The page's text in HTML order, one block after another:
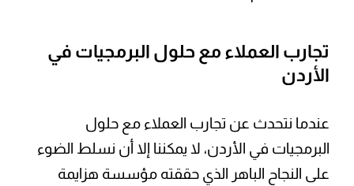
تجارب العملاء مع حلول البرمجيات في
الأردن
عندما نتحدث عن تجارب العملاء مع حلول
البرمجيات في الأردن، لا يمكننا إلا أن نسلط الضوء
على النجاح الباهر الذي حققته مؤسسة هزايمة